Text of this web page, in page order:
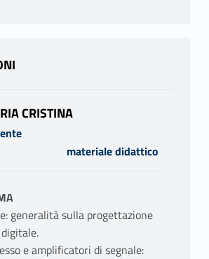
CRISTINA
materiale didattico
generalità sulla progettazione
e amplificatori di segnale: